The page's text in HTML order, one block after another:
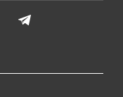
LinkedIn